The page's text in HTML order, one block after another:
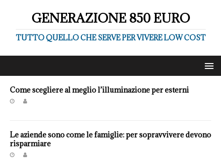
GENERAZIONE 850 EURO
TUTTO QUELLO CHE SERVE PER VIVERE LOW COST
Come scegliere al meglio l’illuminazione per esterni
Le aziende sono come le famiglie: per sopravvivere devono
risparmiare